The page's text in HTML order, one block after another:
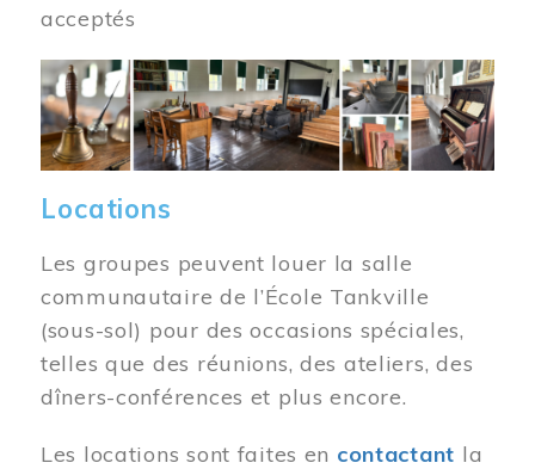
acceptés
Image
Locations
Les groupes peuvent louer la salle
communautaire de l’École Tankville
(sous-sol) pour des occasions spéciales,
telles que des réunions, des ateliers, des
dîners-conférences et plus encore.
Les locations sont faites en contactant la